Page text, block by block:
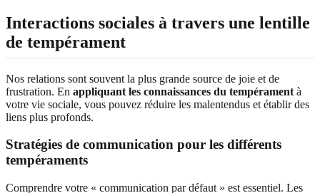
Interactions sociales à travers une lentille
de tempérament
Nos relations sont souvent la plus grande source de joie et de
frustration. En appliquant les connaissances du tempérament à
votre vie sociale, vous pouvez réduire les malentendus et établir des
liens plus profonds.
Stratégies de communication pour les différents
tempéraments
Comprendre votre « communication par défaut » est essentiel. Les